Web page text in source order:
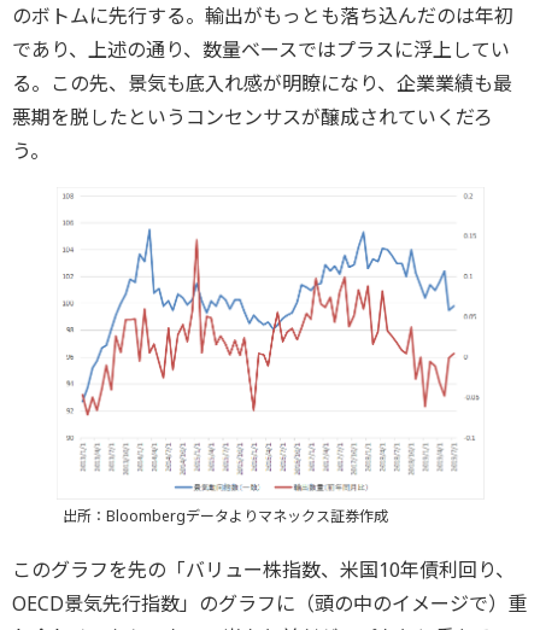
のボトムに先行する。輸出がもっとも落ち込んだのは年初
であり、上述の通り、数量ベースではプラスに浮上してい
る。この先、景気も底入れ感が明瞭になり、企業業績も最
悪期を脱したというコンセンサスが醸成されていくだろ
う。
出所：Bloombergデータよりマネックス証券作成
このグラフを先の「バリュー株指数、米国10年債利回り、
OECD景気先行指数」のグラフに（頭の中のイメージで）重